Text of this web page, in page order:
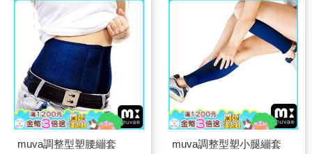
muva調整型塑腰繃套 muva調整型塑小腿繃套